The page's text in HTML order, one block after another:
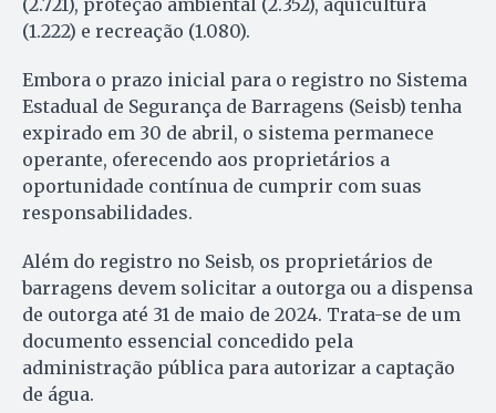
(2.721), proteção ambiental (2.352), aquicultura
(1.222) e recreação (1.080).
Embora o prazo inicial para o registro no Sistema
Estadual de Segurança de Barragens (Seisb) tenha
expirado em 30 de abril, o sistema permanece
operante, oferecendo aos proprietários a
oportunidade contínua de cumprir com suas
responsabilidades.
Além do registro no Seisb, os proprietários de
barragens devem solicitar a outorga ou a dispensa
de outorga até 31 de maio de 2024. Trata-se de um
documento essencial concedido pela
administração pública para autorizar a captação
de água.